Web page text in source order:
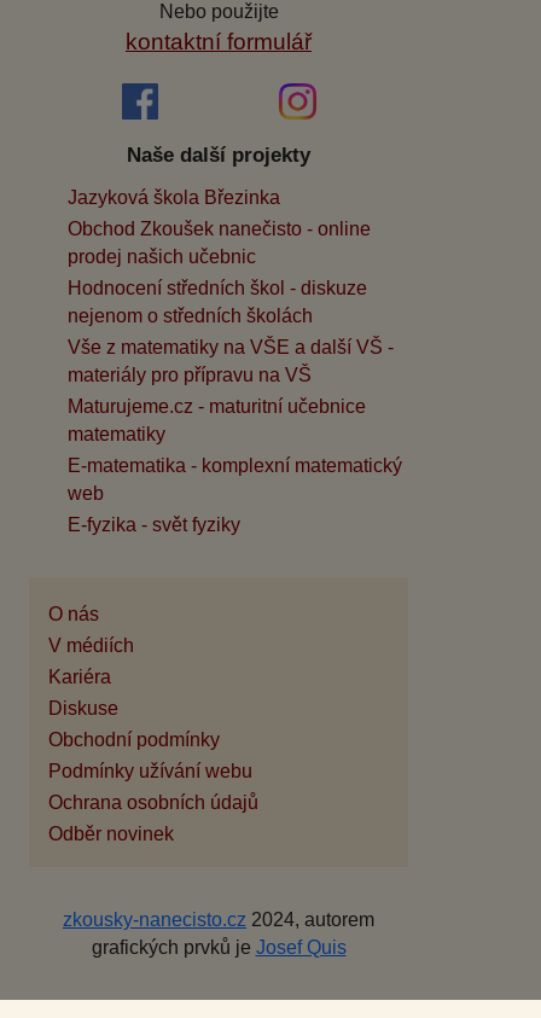
Nebo použijte
kontaktní formulář
Naše další projekty
Jazyková škola Březinka
Obchod Zkoušek nanečisto - online
prodej našich učebnic
Hodnocení středních škol - diskuze
nejenom o středních školách
Vše z matematiky na VŠE a další VŠ -
materiály pro přípravu na VŠ
Maturujeme.cz - maturitní učebnice
matematiky
E-matematika - komplexní matematický
web
E-fyzika - svět fyziky
O nás
V médiích
Kariéra
Diskuse
Obchodní podmínky
Podmínky užívání webu
Ochrana osobních údajů
Odběr novinek
zkousky-nanecisto.cz 2024, autorem
grafických prvků je Josef Quis